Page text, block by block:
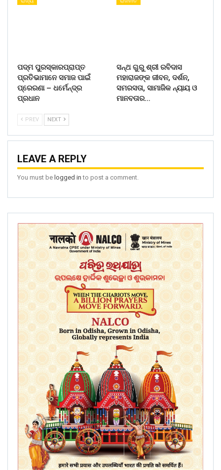
ପଦ୍ମ ପୁରସ୍କାରପ୍ରାପ୍ତ
ପ୍ରତିଭାମାନେ ସମାଜ ପାଇଁ
ପ୍ରେରଣା – ଧର୍ମେନ୍ଦ୍ର
ପ୍ରଧାନ
ସନ୍ଥ ଗୁରୁ ଶ୍ରୀ ରବିଦାସ
ମହାରାଜଙ୍କ ଜୀବନ, ଦର୍ଶନ,
ସମରସତା, ସାମାଜିକ ନ୍ୟାୟ ଓ
ମାନବତାର…
PREV NEXT
LEAVE A REPLY
You must be logged in to post a comment.